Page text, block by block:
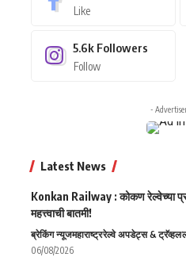
Like
5.6k Followers
Follow
-
Latest News
Konkan Railway : कोकण रेल्वेच्या
महत्त्वाची बातमी!
ब्रेकिंग न्यूजमहाराष्ट्ररेल्वे अपडेट्स & ट्रॅव्हल
06/08/2026